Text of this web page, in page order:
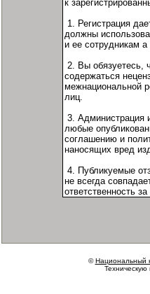
©Национальный